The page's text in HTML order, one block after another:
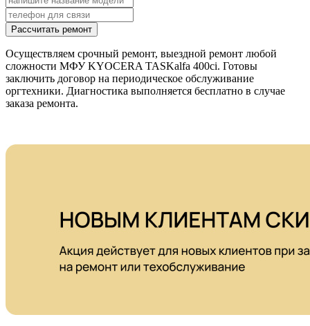
Рассчитать ремонт
Осуществляем срочный ремонт, выездной ремонт любой
сложности МФУ KYOCERA TASKalfa 400ci. Готовы
заключить договор на периодическое обслуживание
оргтехники. Диагностика выполняется бесплатно в случае
заказа ремонта.